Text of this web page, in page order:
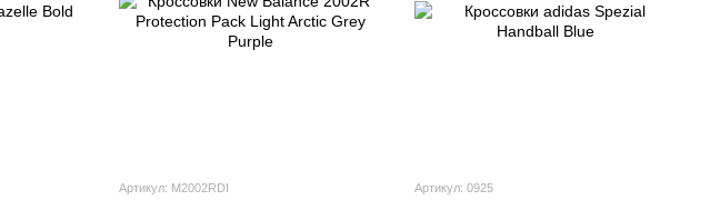
Артикул: M2002RDI Артикул: 0925